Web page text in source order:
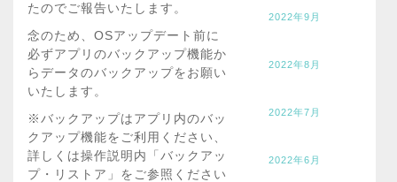
たのでご報告いたします。
念のため、OSアップデート前に
必ずアプリのバックアップ機能か
らデータのバックアップをお願い
いたします。
※バックアップはアプリ内のバッ
クアップ機能をご利用ください、
詳しくは操作説明内「バックアッ
プ・リストア」をご参照ください
2022年9月
2022年8月
2022年7月
2022年6月